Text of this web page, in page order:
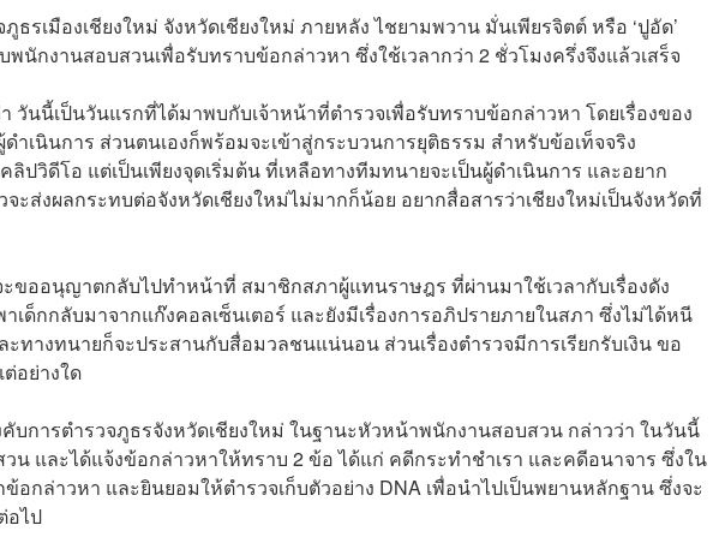
ธรเมืองเชียงใหม่ จังหวัดเชียงใหม่ ภายหลังไชยามพวาน มั่นเพียรจิตต์ หรือ ‘ปูอัด’
พนักงานสอบสวนเพื่อรับทราบข้อกล่าวหา ซึ่งใช้เวลากว่า 2 ชั่วโมงครึ่งจึงแล้วเสร็จ
วันนี้เป็นวันแรกที่ได้มาพบกับเจ้าหน้าที่ตำรวจเพื่อรับทราบข้อกล่าวหา โดยเรื่องของ
เนินการ ส่วนตนเองก็พร้อมจะเข้าสู่กระบวนการยุติธรรม สำหรับข้อเท็จจริง
ปวิดีโอ แต่เป็นเพียงจุดเริ่มต้น ที่เหลือทางทีมทนายจะเป็นผู้ดำเนินการ และอยาก
ะส่งผลกระทบต่อจังหวัดเชียงใหม่ไม่มากก็น้อย อยากสื่อสารว่าเชียงใหม่เป็นจังหวัดที่
ขออนุญาตกลับไปทำหน้าที่ สมาชิกสภาผู้แทนราษฎร ที่ผ่านมาใช้เวลากับเรื่องดัง
เด็กกลับมาจากแก๊งคอลเซ็นเตอร์ และยังมีเรื่องการอภิปรายภายในสภา ซึ่งไม่ได้หนี
ทางทนายก็จะประสานกับสื่อมวลชนแน่นอน ส่วนเรื่องตำรวจมีการเรียกรับเงิน ขอ
อย่างใด
บการตำรวจภูธรจังหวัดเชียงใหม่ ในฐานะหัวหน้าพนักงานสอบสวน กล่าวว่า ในวันนี้
น และได้แจ้งข้อกล่าวหาให้ทราบ 2 ข้อ ได้แก่ คดีกระทำชำเรา และคดีอนาจาร ซึ่งใน
กล่าวหา และยินยอมให้ตำรวจเก็บตัวอย่าง DNA เพื่อนำไปเป็นพยานหลักฐาน ซึ่งจะ
อไป